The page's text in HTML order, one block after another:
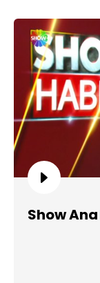
Show